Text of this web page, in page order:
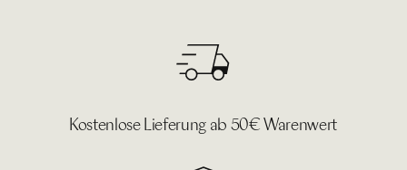
Kostenlose Lieferung ab 50€ Warenwert